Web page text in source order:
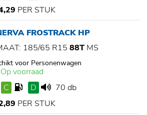
PER STUK
FROSTRACK HP
185/65 R15 88T MS
voor Personenwagen
Op voorraad
C
D
70 db
PER STUK